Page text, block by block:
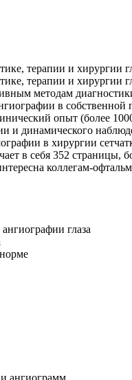
терапии и хирургии
терапии и хирургии
методам
в
опыт (более
и динамического
в хирургии
в себя 352 страницы,
коллегам-
глаза
ангиограмм